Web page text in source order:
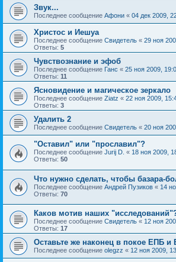
Звук...
Последнее сообщение Афони « 04 дек 2009,
Христос и Иешуа
Последнее сообщение Свидетель « 29 ноя
Ответы: 5
Чувствознание и эфоб
Последнее сообщение Ганс « 25 ноя 2009,
Ответы: 11
Ясновидение и магическое зеркало
Последнее сообщение Ziatz « 22 ноя 2009,
Ответы: 3
Удалить 2
Последнее сообщение Свидетель « 20 ноя
"Оставил" или "прославил"?
Последнее сообщение Jurij D. « 18 ноя 2009,
Ответы: 50
Что нужно сделать, чтобы базара-
Последнее сообщение Андрей Пузиков « 14
Ответы: 70
Каков мотив наших
Последнее сообщение Свидетель « 12 ноя
Ответы: 17
Оставьте же наконец в покое ЕПБ и
Последнее сообщение olegzz « 12 ноя 2009,